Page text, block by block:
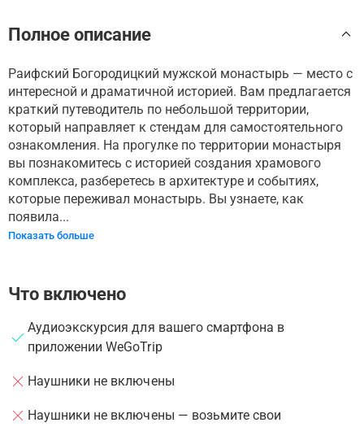
Полное описание
Раифский Богородицкий мужской монастырь — место с
интересной и драматичной историей. Вам предлагается
краткий путеводитель по небольшой территории,
который направляет к стендам для самостоятельного
ознакомления. На прогулке по территории монастыря
вы познакомитесь с историей создания храмового
комплекса, разберетесь в архитектуре и событиях,
которые переживал монастырь. Вы узнаете, как
появила...
Показать больше
Что включено
Аудиоэкскурсия для вашего смартфона в
приложении WeGoTrip
Наушники не включены
Наушники не включены — возьмите свои